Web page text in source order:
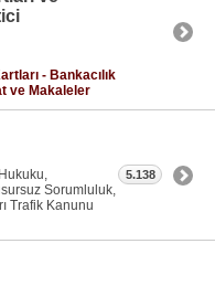
- Bankacılık
ve Makaleler
Sorumluluk,
Trafik Kanunu
5.138